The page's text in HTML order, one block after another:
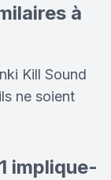
à
Kill Sound
ne soient
implique-